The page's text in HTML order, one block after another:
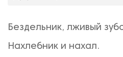
Бездельник, лживый
Нахлебник и нахал.